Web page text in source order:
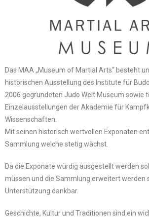
Das MAA „Museum of Martial Arts“ besteht
historischen Ausstellung des Institute für
2006 gegründeten Judo Welt Museum sowie
Einzelausstellungen der Akademie für
Wissenschaften.
Mit seinen historisch wertvollen Exponaten
Sammlung welche stetig wächst.
Da die Exponate würdig ausgestellt werden
müssen und die Sammlung erweitert werden
Unterstützung dankbar.
Geschichte, Kultur und Traditionen sind ein